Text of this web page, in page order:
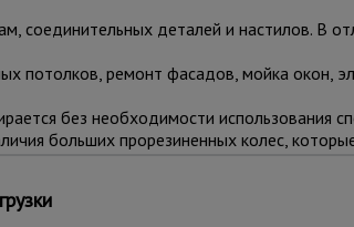
соединительных деталей и настилов. В
потолков, ремонт фасадов, мойка окон,
без необходимости использования
больших прорезиненных колес,
перемещений во время работ.
секциями (не входят в
устойчивость при резких порывах